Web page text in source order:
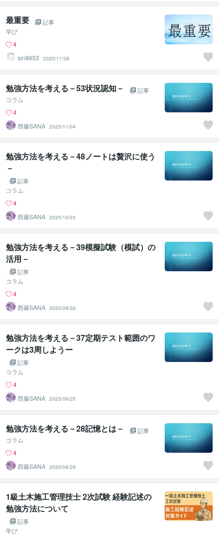
最重要
記事
学び
4
sin8853
2025/11/28
勉強方法を考える－53状況認知－
記事
コラム
4
西藤SANA 2025/11/04
勉強方法を考える－48ノートは贅沢に使う
－
記事
コラム
4
西藤SANA 2025/10/23
勉強方法を考える－39模擬試験（模試）の
活用－
記事
コラム
4
西藤SANA 2025/09/30
勉強方法を考える－37定期テスト範囲のワ
ークは3周しようー
記事
コラム
4
西藤SANA 2025/09/25
勉強方法を考える－28記憶とは－
記事
コラム
4
西藤SANA 2025/08/29
1級土木施工管理技士 2次試験 経験記述の
勉強方法について
記事
学び